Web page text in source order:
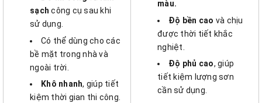
sạch công cụ sau khi
sử dụng.
Có thể dùng cho các
bề mặt trong nhà và
ngoài trời.
Khô nhanh, giúp tiết
kiệm thời gian thi công.
màu.
Độ bền cao và chịu
được thời tiết khắc
nghiệt.
Độ phủ cao, giúp
tiết kiệm lượng sơn
cần sử dụng.